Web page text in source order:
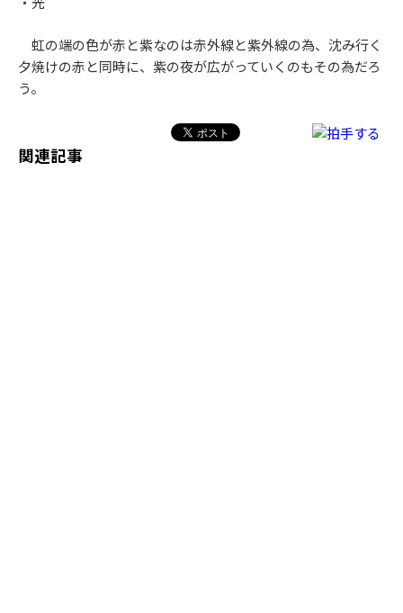
虹の端の色が赤と紫なのは赤外線と紫外線の為、沈み行く
夕焼けの赤と同時に、紫の夜が広がっていくのもその為だろ
う。
関連記事